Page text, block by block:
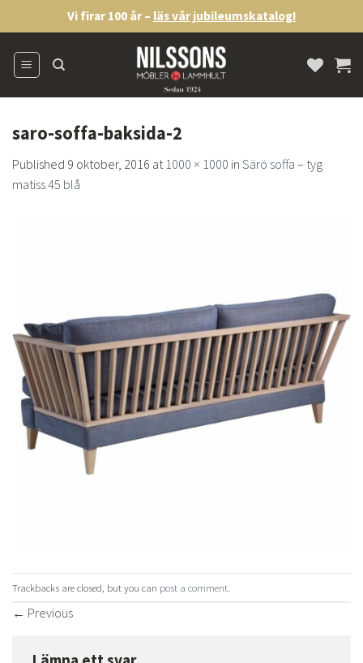
to
content
Vi firar 100 år – läs vår jubileumskatalog!
saro-soffa-baksida-2
Published 9 oktober, 2016 at1000 × 1000 in Särö soffa – tyg
matiss 45 blå
Trackbacks are closed, but you can post a comment
← Previous